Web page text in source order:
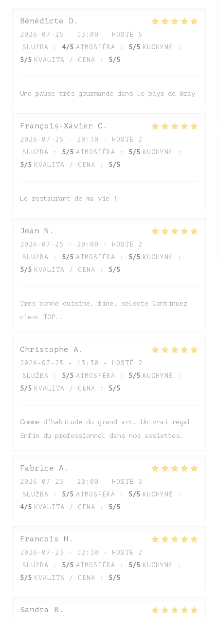
Bénédicte D
2026-07-25
- 13:00 - HOSTÉ 5
SLUŽBA : 4/5 ATMOSFÉRA : 5/5 KUCHYNĚ
:
5/5 KVALITA / CENA : 5/5
Une pause très gourmande dans le pays de Bray
François-Xavier C
2026-07-25
- 20:30 - HOSTÉ 2
SLUŽBA : 5/5 ATMOSFÉRA : 5/5 KUCHYNĚ
:
5/5 KVALITA / CENA : 5/5
Le restaurant de ma vie !
Jean N
2026-07-25
- 20:00 - HOSTÉ 2
SLUŽBA : 5/5 ATMOSFÉRA : 5/5 KUCHYNĚ
:
5/5 KVALITA / CENA : 5/5
Tres bonne cuisine, fine, selecte Continuez
c’est TOP..
Christophe A
2026-07-25
- 13:30 - HOSTÉ 2
SLUŽBA : 5/5 ATMOSFÉRA : 5/5 KUCHYNĚ
:
5/5 KVALITA / CENA : 5/5
Comme d'habitude du grand art. Un vrai régal
Enfin du professionnel dans nos assiettes.
Fabrice A
2026-07-23
- 20:00 - HOSTÉ 3
SLUŽBA : 5/5 ATMOSFÉRA : 5/5 KUCHYNĚ
:
4/5 KVALITA / CENA : 5/5
Francois H
2026-07-23
- 12:30 - HOSTÉ 2
SLUŽBA : 5/5 ATMOSFÉRA : 5/5 KUCHYNĚ
:
5/5 KVALITA / CENA : 5/5
Sandra B